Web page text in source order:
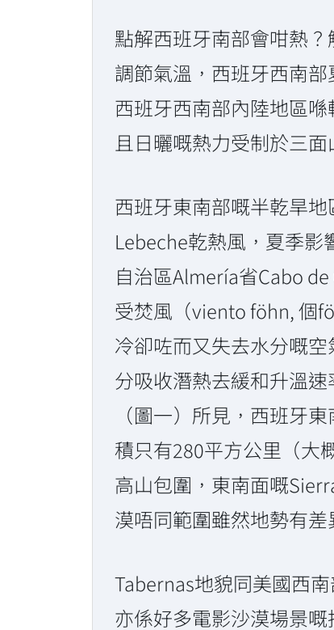
點解西班牙南部會咁熱
調節氣溫，西班牙西南
西班牙西南部內陸地區
且日曬嘅熱力受制於三
西班牙東南部嘅半乾旱
Lebeche乾熱風，夏季
自治區Almería省Cabo
受焚風（viento föhn, 個
冷卻咗而又失去水分嘅
分吸收潛熱去緩和升溫
（圖一）所見，西班牙
積只有280平方公里（大
高山包圍，東南面嘅
漠唔同範圍雖然地勢有
Tabernas地貌同美國西
亦係好多電影沙漠場景